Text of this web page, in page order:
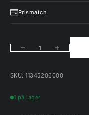
Prismatch
Sænk antal Øg antal
SKU: 11345206000
1 på lager